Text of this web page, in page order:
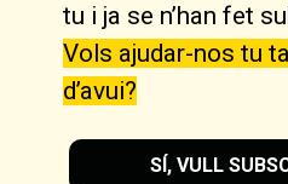
tu i ja se n’han fet
Vols ajudar-nos tu
d’avui?
SÍ, VULL